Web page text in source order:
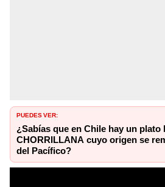
PUEDES VER:
¿Sabías que en Chile hay un plato
CHORRILLANA cuyo origen se
del Pacífico?